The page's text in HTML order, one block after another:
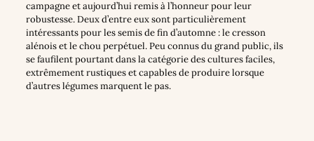
campagne et aujourd’hui remis à l’honneur pour leur
robustesse. Deux d’entre eux sont particulièrement
intéressants pour les semis de fin d’automne : le cresson
alénois et le chou perpétuel. Peu connus du grand public, ils
se faufilent pourtant dans la catégorie des cultures faciles,
extrêmement rustiques et capables de produire lorsque
d’autres légumes marquent le pas.